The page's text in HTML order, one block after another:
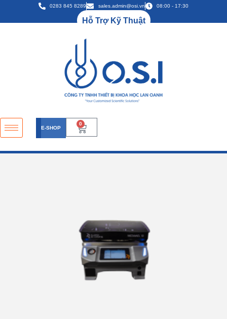
0283 845 8289 sales.admin@osi.vn 08:00 - 17:30
Hỗ Trợ Kỹ Thuật
E-SHOP
0